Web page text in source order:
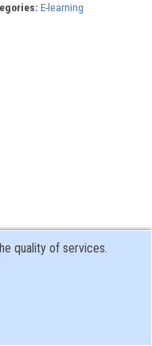
E-learning
quality of services.